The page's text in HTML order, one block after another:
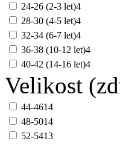
24-26 (2-3 let)4
28-30 (4-5 let)4
32-34 (6-7 let)4
36-38 (10-12 let)4
40-42 (14-16 let)4
Velikost
44-4614
48-5014
52-5413